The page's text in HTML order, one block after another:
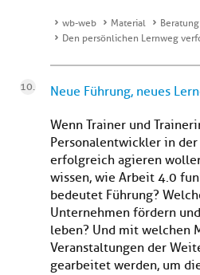
wb-web Material
Beratung
Den persönlichen Lernweg
Neue Führung, neues
Wenn Trainer und
Personalentwickler in
erfolgreich agieren
wissen, wie Arbeit 4.0
bedeutet Führung?
Unternehmen fördern
leben? Und mit welchen
Veranstaltungen der
gearbeitet werden, um